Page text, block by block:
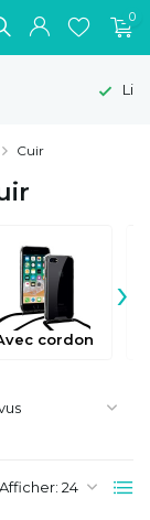
0
Cuir
cordon
›
Afficher: